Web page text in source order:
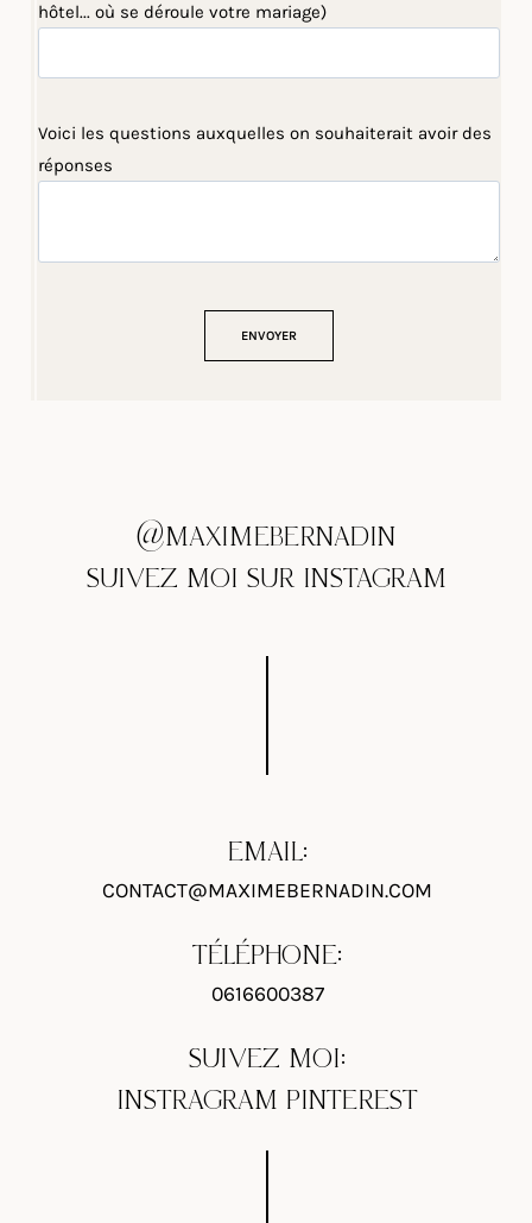
hôtel... où se déroule votre mariage)
Voici les questions auxquelles on souhaiterait avoir des
réponses
@MAXIMEBERNADIN
SUIVEZ MOI SUR INSTAGRAM
EMAIL:
CONTACT@MAXIMEBERNADIN.COM
TÉLÉPHONE:
0616600387
SUIVEZ MOI:
INSTRAGRAM PINTEREST